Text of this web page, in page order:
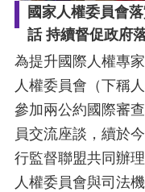
網
頁
宣
言
國家人權委員會
話 持續督促政府
為提升國際人權專
人權委員會（下稱
參加兩公約國際審
員交流座談，續於
行監督聯盟共同辦
人權委員會與司法